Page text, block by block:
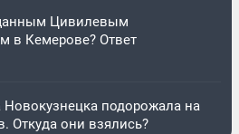
Цивилевым
в Кемерове? Ответ
Новокузнецка подорожала на
Откуда они взялись?